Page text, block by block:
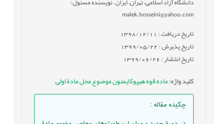
malek.hosseini@yahoo.com
تاریخ دریافت : 1398/12/11
تاریخ پذیرش : 1399/05/22
تاریخ انتشار : 1399/06/26
کلید واژه:ماده قوه هیپوکایمنون موضوع محل مادۀ اولی,
چکیده مقاله: